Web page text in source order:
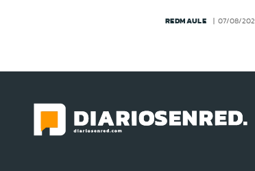
REDMAULE 07/08/